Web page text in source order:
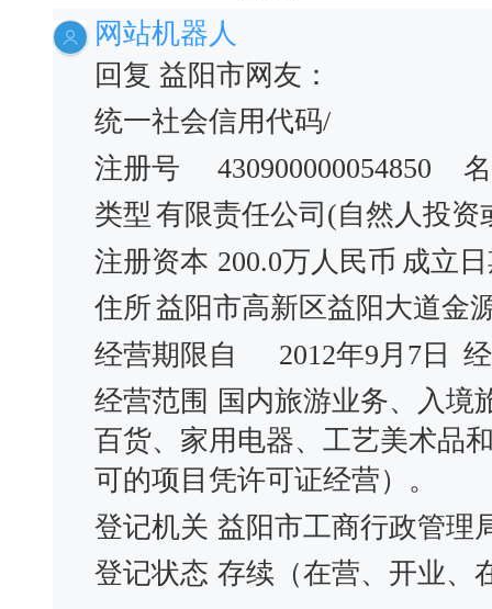
网站机器人
回复 益阳市网友：
统一社会信用代码/
注册号
430900000054850
类型 有限责任公司(自然人投资
注册资本 200.0万人民币 成立
住所益阳市高新区益阳大道金
经营期限自
2012年9月7日
经营范围 国内旅游业务、入境
百货、家用电器、工艺美术品
可的项目凭许可证经营）。
登记机关 益阳市工商行政管理
登记状态 存续（在营、开业、